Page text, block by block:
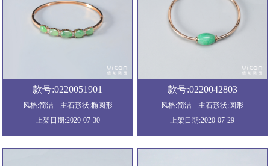
款号:0220051901
风格:简洁
主石形状:椭圆形
上架日期:2020-07-30
款号:0220042803
风格:简洁
主石形状:圆形
上架日期:2020-07-29